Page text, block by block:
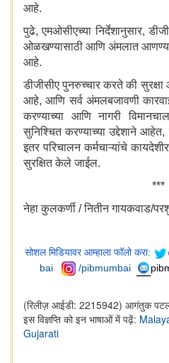
आहे.
पुढे, एमओसीएच्या निर्देशानुसार,
ओळखण्यासाठी आणि अंमलात
आहे.
डीजीसीए पुनरुच्चार करते की सुरक्षा
आहे, आणि सर्व अंमलबजावणी
करण्याच्या आणि नागरी
सुनिश्चित करण्याच्या उद्देशाने
इतर परिचालन कर्मचाऱ्यांचे
सुरक्षित केले जाईल.
***
नेहा कुलकर्णी / नितीन गायकवाड/
सोशल मिडियावर आम्हाला फॉलो करा:
bai
/pibmumbai
(रिलीज़ आईडी: 2215942) आगंतुक
इस विज्ञप्ति को इन भाषाओं में पढ़ें:
Gujarati